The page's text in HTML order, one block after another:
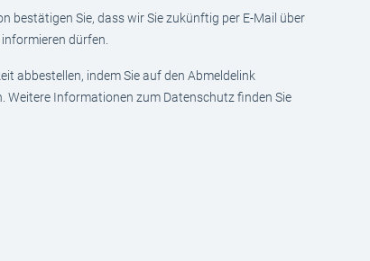
bestätigen Sie, dass wir Sie zukünftig per E-Mail über
dürfen.
abbestellen, indem Sie auf den Abmeldelink
Weitere Informationen zum Datenschutz finden Sie